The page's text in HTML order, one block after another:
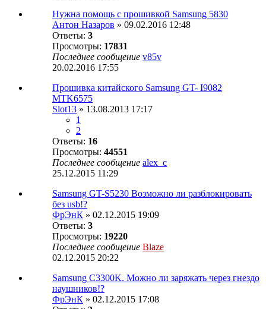
Нужна помощь с прошивкой Samsung 5830
Антон Назаров » 09.02.2016 12:48
Ответы: 3
Просмотры: 17831
Последнее сообщение v85v
20.02.2016 17:55
Прошивка китайского Samsung GT- I9082
MTK6575
Slot13 » 13.08.2013 17:17
1
2
Ответы: 16
Просмотры: 44551
Последнее сообщение alex_c
25.12.2015 11:29
Samsung GT-S5230 Возможно ли разблокировать
без usb!?
ФрЭнК » 02.12.2015 19:09
Ответы: 3
Просмотры: 19220
Последнее сообщение Blaze
02.12.2015 20:22
Samsung C3300K. Можно ли заряжать через гнездо
наушников!?
ФрЭнК » 02.12.2015 17:08